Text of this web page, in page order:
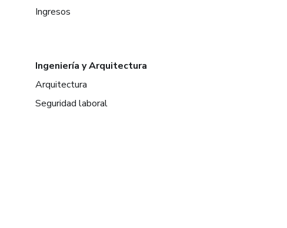
Ingresos
Ingeniería y Arquitectura
Arquitectura
Seguridad laboral